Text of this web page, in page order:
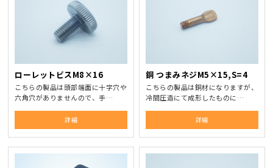
ローレットビスM8×16
こちらの製品は頭部端面に十字穴や
六角穴がありませんので、手…
詳細
銅 つまみネジM5×15,S=4
こちらの製品は銅材になりますが、
冷間圧造にて成形したものに…
詳細